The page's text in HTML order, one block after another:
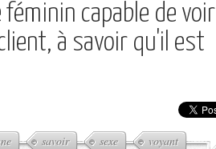
capable de voir
à savoir qu'il est
savoir sexe voyant